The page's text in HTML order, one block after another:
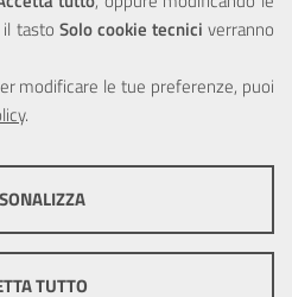
tasto Solo cookie tecnici verranno
modificare le tue preferenze, puoi
.
non raccolgono i tuoi dati e le tue
TUTTO
finanziaria dell'Unione
Sicilia 2000/2006 Misura 6.05 -